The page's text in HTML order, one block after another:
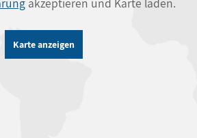
akzeptieren und Karte laden.
Karte anzeigen